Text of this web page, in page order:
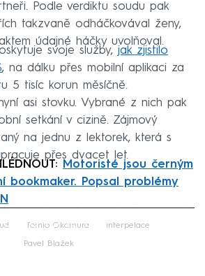
Podle verdiktu soudu pak
takzvaně odháčkovával ženy,
údajné háčky uvolňoval.
svoje služby, jak zjistilo
, na dálku přes mobilní aplikaci za
5 tisíc korun měsíčně.
asi stovku. Vybrané z nich pak
setkání v cizině. Zájmový
na jednu z lektorek, která s
přes dvacet let.
Motoristé jsou černým
bookmaker. Popsal problémy
to fetch
Tomio Okamura interpelace
Pavel Blažek